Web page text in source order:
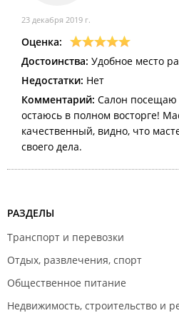
23 декабря 2019 г.
Оценка:
Достоинства: Удобное место
Недостатки: Нет
Комментарий: Салон посещаю
остаюсь в полном восторге!
качественный, видно, что
своего дела.
РАЗДЕЛЫ
Транспорт и перевозки
Отдых, развлечения, спорт
Общественное питание
Недвижимость, строительство и